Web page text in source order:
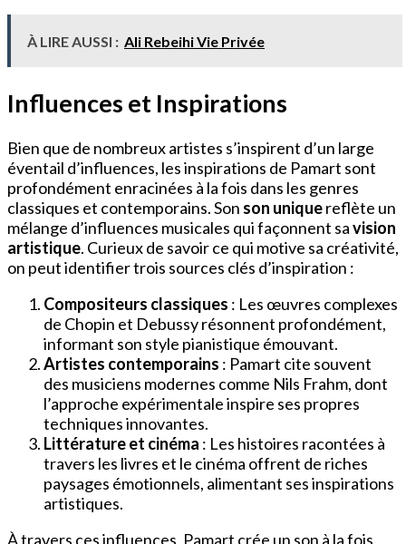
À LIRE AUSSI : Ali Rebeihi Vie Privée
Influences et Inspirations
Bien que de nombreux artistes s’inspirent d’un large
éventail d’influences, les inspirations de Pamart sont
profondément enracinées à la fois dans les genres
classiques et contemporains. Son son uniquereflète un
mélange d’influences musicales qui façonnent savision
artistique. Curieux de savoir ce qui motive sa créativité,
on peut identifier trois sources clés d’inspiration :
Compositeurs classiques : Les œuvres complexes
de Chopin et Debussy résonnent profondément,
informant son style pianistique émouvant.
Artistes contemporains : Pamart cite souvent
des musiciens modernes comme Nils Frahm, dont
l’approche expérimentale inspire ses propres
techniques innovantes.
Littérature et cinéma : Les histoires racontées à
travers les livres et le cinéma offrent de riches
paysages émotionnels, alimentant ses inspirations
artistiques.
À travers ces influences, Pamart crée un son à la fois